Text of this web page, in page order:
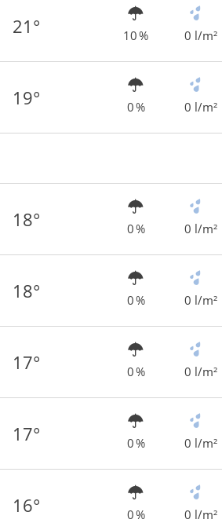
21° 10 % 0 l/m²
19° 0 % 0 l/m²
18° 0 % 0 l/m²
18° 0 % 0 l/m²
17° 0 % 0 l/m²
17° 0 % 0 l/m²
16° 0 % 0 l/m²